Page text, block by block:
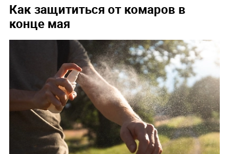
Как защититься от комаров в
конце мая